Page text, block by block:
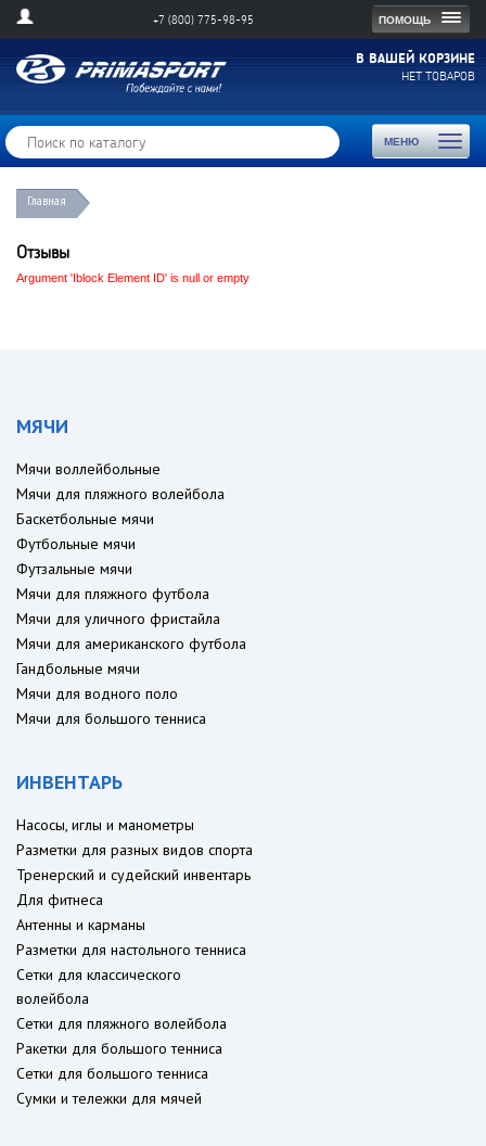
ПОМОЩЬ
+7 (800) 775-98-95
В ВАШЕЙ КОРЗИНЕ
НЕТ ТОВАРОВ
МЕНЮ
Toggle
Главная
Отзывы
Argument 'Iblock Element ID' is null or empty
МЯЧИ
Мячи воллейбольные
Мячи для пляжного волейбола
Баскетбольные мячи
Футбольные мячи
Футзальные мячи
Мячи для пляжного футбола
Мячи для уличного фристайла
Мячи для американского футбола
Гандбольные мячи
Мячи для водного поло
Мячи для большого тенниса
ИНВЕНТАРЬ
Насосы, иглы и манометры
Разметки для разных видов спорта
Тренерский и судейский инвентарь
Для фитнеса
Антенны и карманы
Разметки для настольного тенниса
Сетки для классического
волейбола
Сетки для пляжного волейбола
Ракетки для большого тенниса
Сетки для большого тенниса
Сумки и тележки для мячей